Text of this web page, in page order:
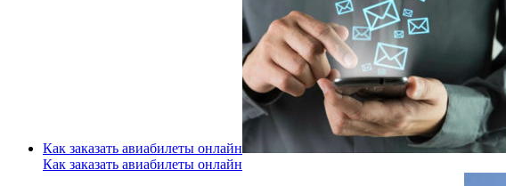
Как заказать авиабилеты онлайн
Как заказать авиабилеты онлайн